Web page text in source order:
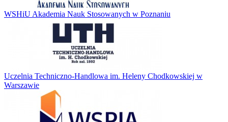
WSHiU Akademia Nauk Stosowanych w Poznaniu
Uczelnia Techniczno-Handlowa im. Heleny Chodkowskiej w
Warszawie